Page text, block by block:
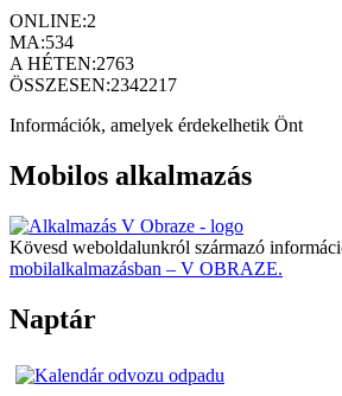
ONLINE:2
MA:534
A HÉTEN:2763
ÖSSZESEN:2342217
Információk, amelyek érdekelhetik Önt
Mobilos alkalmazás
Kövesd weboldalunkról származó
mobilalkalmazásban – V OBRAZE.
Naptár